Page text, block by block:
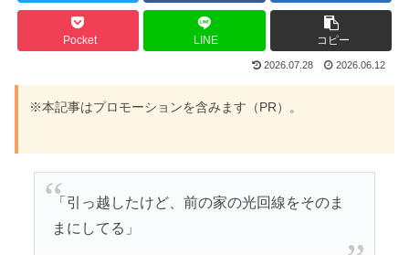
Pocket LINE コピー
2026.07.28 2026.06.12
※本記事はプロモーションを含みます（PR）。
「引っ越したけど、前の家の光回線をそのま
まにしてる」